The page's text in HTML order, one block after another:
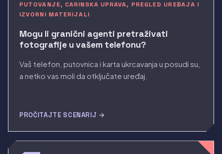
PUTOVANJE, CARINSKA UPRAVA, PREGLED UREĐAJA I
IZVORNI MATERIJALI
Mogu li granični agenti pretraživati
fotografije u vašem telefonu?
Vaš telefon, putovnica i karta ukrcavanja u posudi su,
a netko vas moli da otključate uređaj.
PROČITAJTE SCENARIJ →